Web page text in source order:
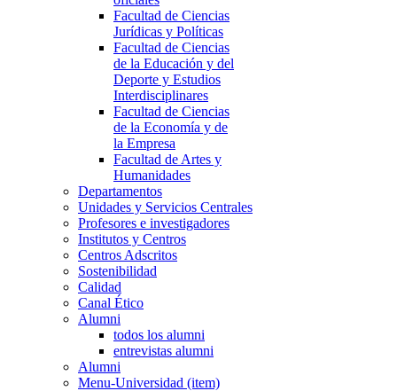
Facultad de Ciencias
Jurídicas y Políticas
Facultad de Ciencias
de la Educación y del
Deporte y Estudios
Interdisciplinares
Facultad de Ciencias
de la Economía y de
la Empresa
Facultad de Artes y
Humanidades
Departamentos
Unidades y Servicios Centrales
Profesores e investigadores
Institutos y Centros
Centros Adscritos
Sostenibilidad
Calidad
Canal Ético
Alumni
todos los alumni
entrevistas alumni
Alumni
Menu-Universidad (item)